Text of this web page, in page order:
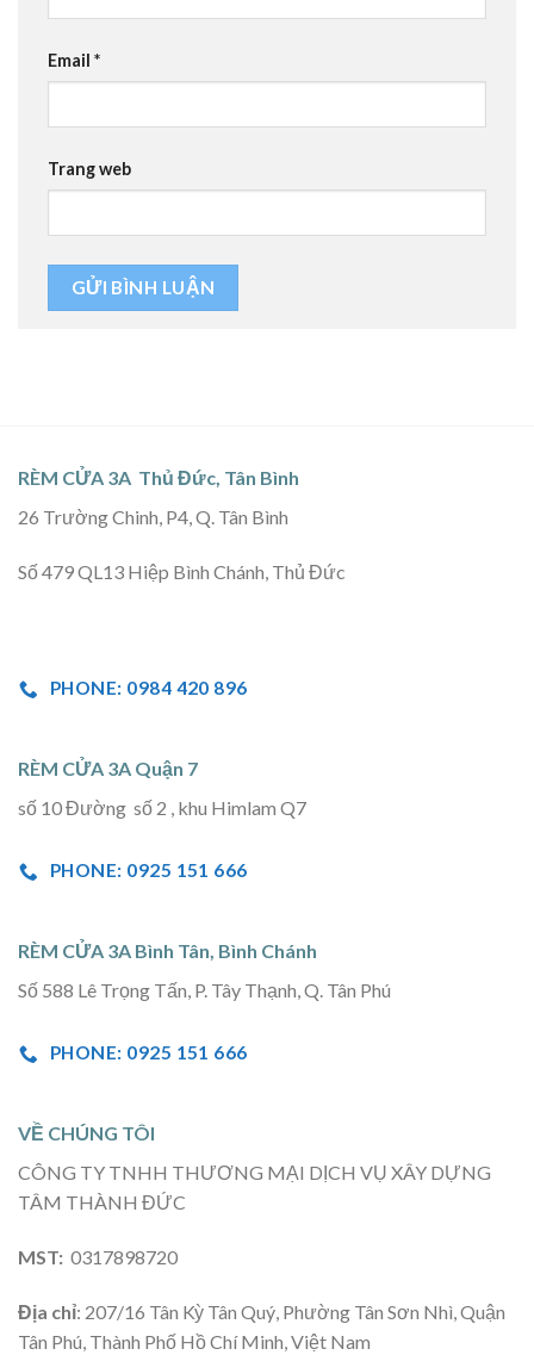
Email *
Trang web
RÈM CỬA 3A Thủ Đức, Tân Bình
26 Trường Chinh, P4, Q. Tân Bình
Số 479 QL13 Hiệp Bình Chánh, Thủ Đức
PHONE: 0984 420 896
RÈM CỬA 3A Quận 7
số 10 Đường số 2 , khu Himlam Q7
PHONE: 0925 151 666
RÈM CỬA 3A Bình Tân, Bình Chánh
Số 588 Lê Trọng Tấn, P. Tây Thạnh, Q. Tân Phú
PHONE: 0925 151 666
VỀ CHÚNG TÔI
CÔNG TY TNHH THƯƠNG MẠI DỊCH VỤ XÂY DỰNG
TÂM THÀNH ĐỨC
MST: 0317898720
Địa chỉ: 207/16 Tân Kỳ Tân Quý, Phường Tân Sơn Nhì, Quận
Tân Phú, Thành Phố Hồ Chí Minh, Việt Nam